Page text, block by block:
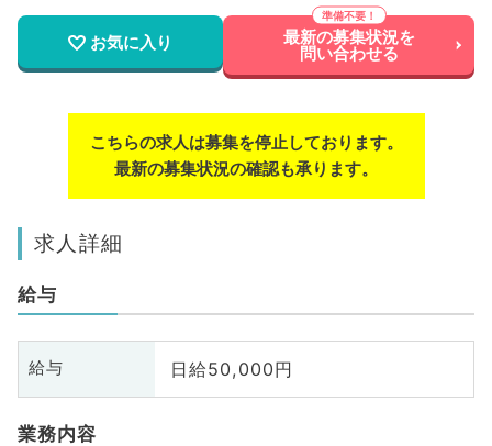
お気に入り 最新の募集状況を
問い合わせる
こちらの求人は募集を停止しております。
最新の募集状況の確認も承ります。
求人詳細
給与
給与 日給50,000円
業務内容